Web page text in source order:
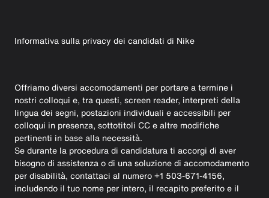
Informativa sulla privacy dei candidati di Nike
Offriamo diversi accomodamenti per portare a termine i
nostri colloqui e, tra questi, screen reader, interpreti della
lingua dei segni, postazioni individuali e accessibili per
colloqui in presenza, sottotitoli CC e altre modifiche
pertinenti in base alla necessità.
Se durante la procedura di candidatura ti accorgi di aver
bisogno di assistenza o di una soluzione di accomodamento
per disabilità, contattaci al numero +1 503-671-4156,
includendo il tuo nome per intero, il recapito preferito e il